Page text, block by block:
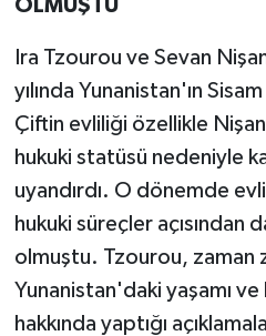
OLMUŞTU
Ira Tzourou ve Sevan
yılında Yunanistan'ın
Çiftin evliliği özellikle
hukuki statüsü nedeniyle
uyandırdı. O dönemde
hukuki süreçler açısından
olmuştu. Tzourou, zaman
Yunanistan'daki yaşamı
hakkında yaptığı